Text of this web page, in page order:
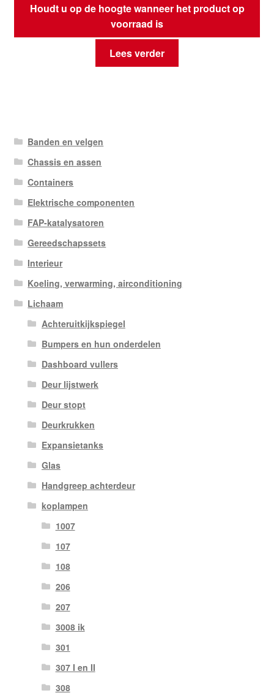
Houdt u op de hoogte wanneer het product op
voorraad is
Lees verder
Banden en velgen
Chassis en assen
Containers
Elektrische componenten
FAP-katalysatoren
Gereedschapssets
Interieur
Koeling, verwarming, airconditioning
Lichaam
Achteruitkijkspiegel
Bumpers en hun onderdelen
Dashboard vullers
Deur lijstwerk
Deur stopt
Deurkrukken
Expansietanks
Glas
Handgreep achterdeur
koplampen
1007
107
108
206
207
3008 ik
301
307 I en II
308